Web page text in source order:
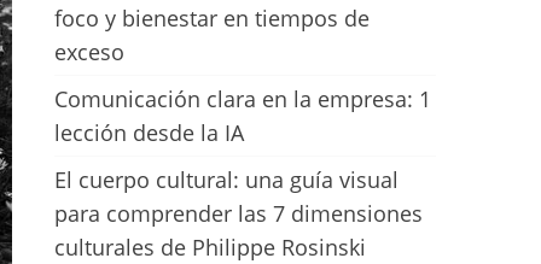
foco y bienestar en tiempos de
exceso
Comunicación clara en la empresa: 1
lección desde la IA
El cuerpo cultural: una guía visual
para comprender las 7 dimensiones
culturales de Philippe Rosinski